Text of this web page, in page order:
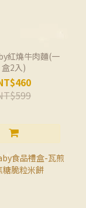
紅燒牛肉麵(一
盒2入)